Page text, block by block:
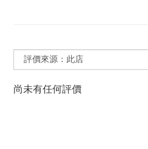
尚未有任何評價